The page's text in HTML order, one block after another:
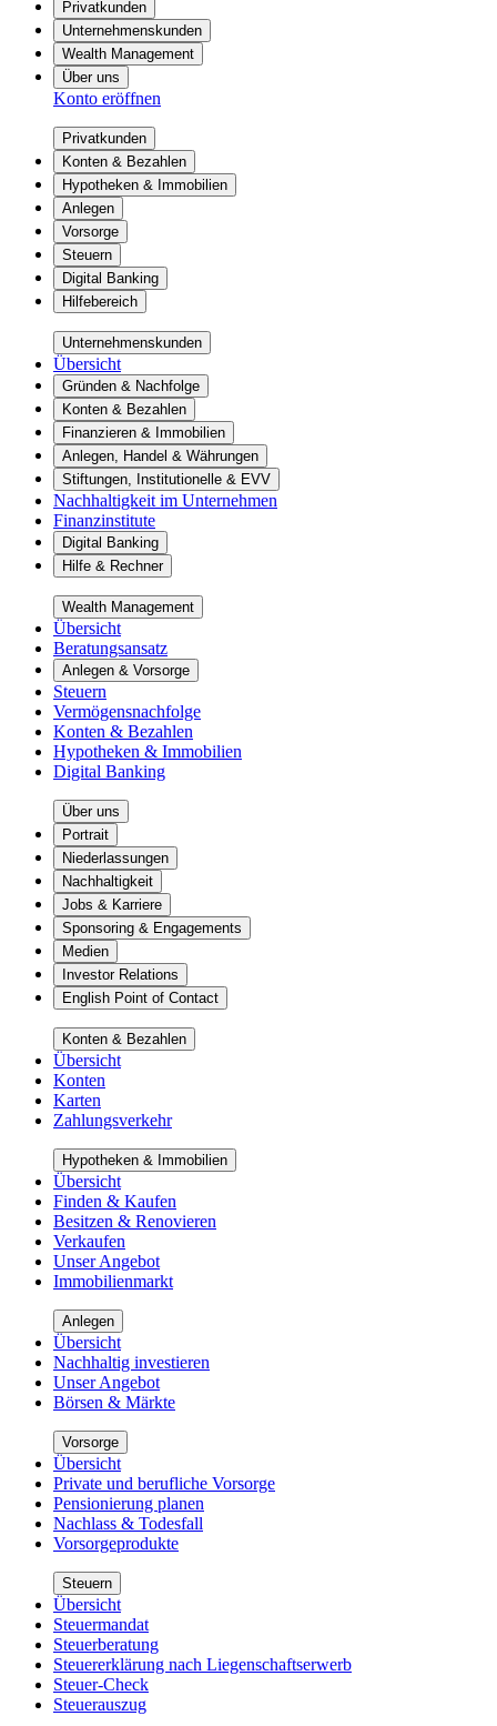
Privatkunden
Unternehmenskunden
Wealth Management
Über uns
Konto eröffnen
Privatkunden
Konten & Bezahlen
Hypotheken & Immobilien
Anlegen
Vorsorge
Steuern
Digital Banking
Hilfebereich
Unternehmenskunden
Übersicht
Gründen & Nachfolge
Konten & Bezahlen
Finanzieren & Immobilien
Anlegen, Handel & Währungen
Stiftungen, Institutionelle & EVV
Nachhaltigkeit im Unternehmen
Finanzinstitute
Digital Banking
Hilfe & Rechner
Wealth Management
Übersicht
Beratungsansatz
Anlegen & Vorsorge
Steuern
Vermögensnachfolge
Konten & Bezahlen
Hypotheken & Immobilien
Digital Banking
Über uns
Portrait
Niederlassungen
Nachhaltigkeit
Jobs & Karriere
Sponsoring & Engagements
Medien
Investor Relations
English Point of Contact
Konten & Bezahlen
Übersicht
Konten
Karten
Zahlungsverkehr
Hypotheken & Immobilien
Übersicht
Finden & Kaufen
Besitzen & Renovieren
Verkaufen
Unser Angebot
Immobilienmarkt
Anlegen
Übersicht
Nachhaltig investieren
Unser Angebot
Börsen & Märkte
Vorsorge
Übersicht
Private und berufliche Vorsorge
Pensionierung planen
Nachlass & Todesfall
Vorsorgeprodukte
Steuern
Übersicht
Steuermandat
Steuerberatung
Steuererklärung nach Liegenschaftserwerb
Steuer-Check
Steuerauszug